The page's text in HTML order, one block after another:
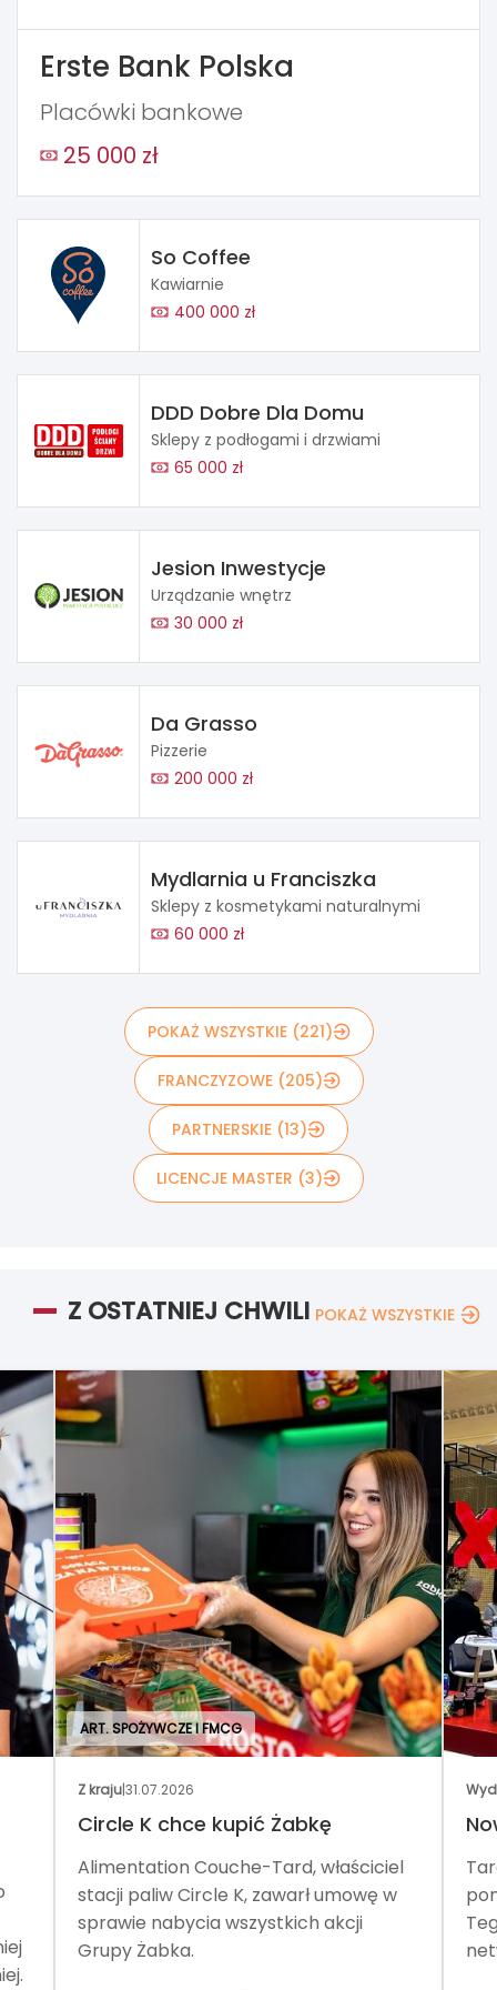
Erste Bank Polska
Placówki bankowe
25 000 zł
So Coffee
Kawiarnie
400 000 zł
DDD Dobre Dla Domu
Sklepy z podłogami i drzwiami
65 000 zł
Jesion Inwestycje
Urządzanie wnętrz
30 000 zł
Da Grasso
Pizzerie
200 000 zł
Mydlarnia u Franciszka
Sklepy z kosmetykami naturalnymi
60 000 zł
POKAŻ WSZYSTKIE (221)
FRANCZYZOWE (205)
PARTNERSKIE (13)
LICENCJE MASTER (3)
Z OSTATNIEJ CHWILI POKAŻ WSZYSTKIE
ART. SPOŻYWCZE I FMCG
Z kraju|31.07.2026
Circle K chce kupić Żabkę
Alimentation Couche-Tard, właściciel
stacji paliw Circle K, zawarł umowę w
sprawie nabycia wszystkich akcji
Grupy Żabka.